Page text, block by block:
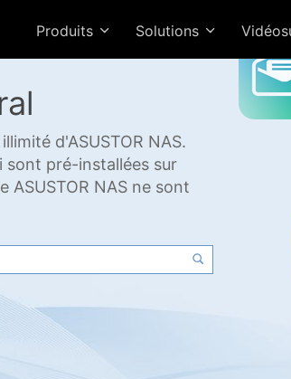
Produits Solutions
d'ASUSTOR NAS.
sont pré-installées sur
ASUSTOR NAS ne sont